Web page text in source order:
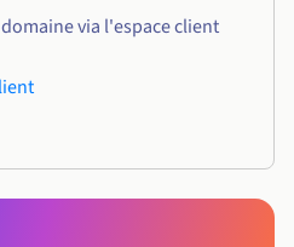
via l'espace client